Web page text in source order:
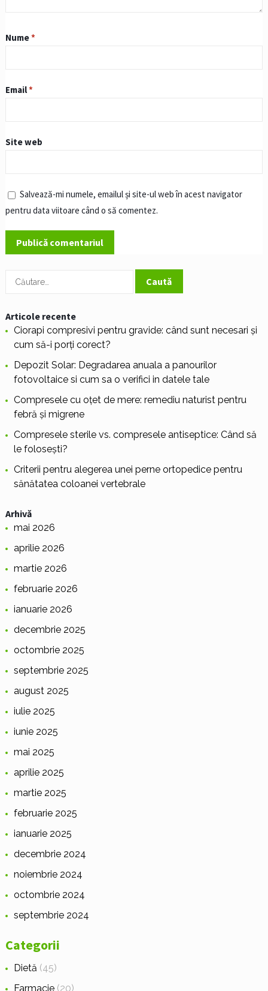
Nume*
Email*
Site web
Salvează-mi numele, emailul și site-ul web în acest navigator
pentru data viitoare când o să comentez.
Caută
Articole recente
Ciorapi compresivi pentru gravide: când sunt necesari și
cum să-i porți corect?
Depozit Solar: Degradarea anuala a panourilor
fotovoltaice si cum sa o verifici in datele tale
Compresele cu oțet de mere: remediu naturist pentru
febră și migrene
Compresele sterile vs. compresele antiseptice: Când să
le folosești?
Criterii pentru alegerea unei perne ortopedice pentru
sănătatea coloanei vertebrale
Arhivă
mai 2026
aprilie 2026
martie 2026
februarie 2026
ianuarie 2026
decembrie 2025
octombrie 2025
septembrie 2025
august 2025
iulie 2025
iunie 2025
mai 2025
aprilie 2025
martie 2025
februarie 2025
ianuarie 2025
decembrie 2024
noiembrie 2024
octombrie 2024
septembrie 2024
Categorii
Dietă (45)
Farmacie(20)